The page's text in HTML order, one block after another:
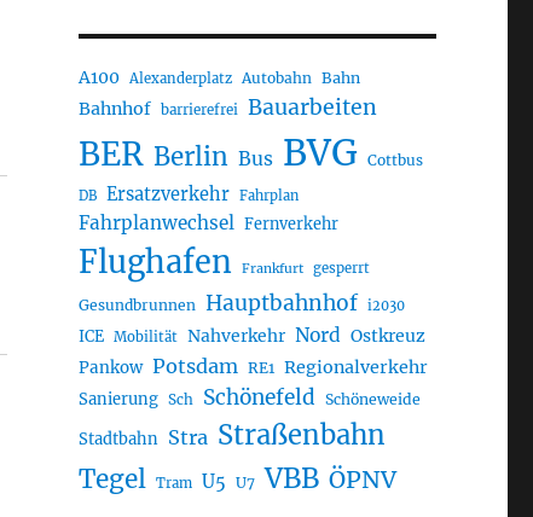
A100 Alexanderplatz Autobahn Bahn
Bahnhof barrierefrei Bauarbeiten
BER Berlin Bus BVG Cottbus
DB Ersatzverkehr Fahrplan
Fahrplanwechsel Fernverkehr
Flughafen Frankfurt gesperrt
Gesundbrunnen Hauptbahnhof i2030
ICE Mobilität Nahverkehr Nord Ostkreuz
Pankow Potsdam RE1 Regionalverkehr
Sanierung Sch Schönefeld Schöneweide
Stadtbahn Stra Straßenbahn
Tegel Tram U5 U7 VBB ÖPNV